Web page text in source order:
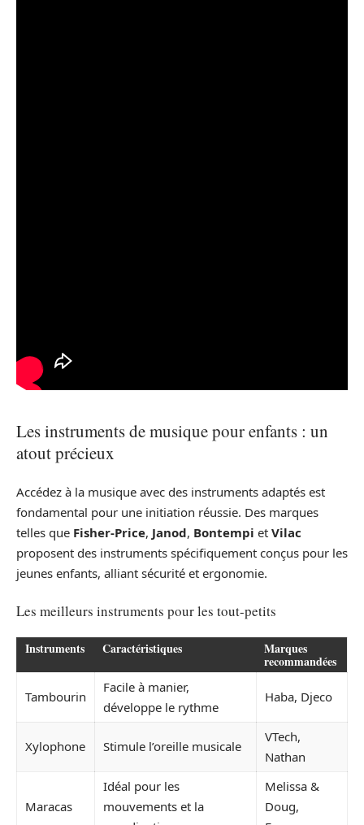
Les instruments de musique pour enfants : un
atout précieux
Accédez à la musique avec des instruments adaptés est
fondamental pour une initiation réussie. Des marques
telles que Fisher-Price, Janod, Bontempi et Vilac
proposent des instruments spécifiquement conçus pour les
jeunes enfants, alliant sécurité et ergonomie.
Les meilleurs instruments pour les tout-petits
Instruments Caractéristiques Marques
recommandées
Tambourin
Facile à manier,
développe le rythme
Haba, Djeco
Xylophone Stimule l’oreille musicale
VTech,
Nathan
Maracas
Idéal pour les
mouvements et la
Melissa &
Doug,